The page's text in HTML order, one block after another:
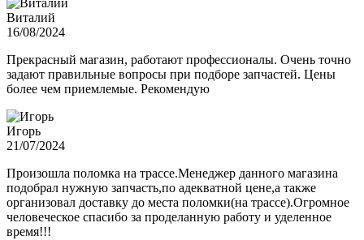
Виталий
16/08/2024
Прекрасный магазин, работают профессионалы. Очень точно
задают правильные вопросы при подборе запчастей. Цены
более чем приемлемые. Рекомендую
Игорь
21/07/2024
Произошла поломка на трассе.Менеджер данного магазина
подобрал нужную запчасть,по адекватной цене,а также
организовал доставку до места поломки(на трассе).Огромное
человеческое спасибо за проделанную работу и уделенное
время!!!